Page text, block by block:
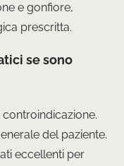
e gonfiore,
prescritta.
se sono
controindicazione.
del paziente.
eccellenti per